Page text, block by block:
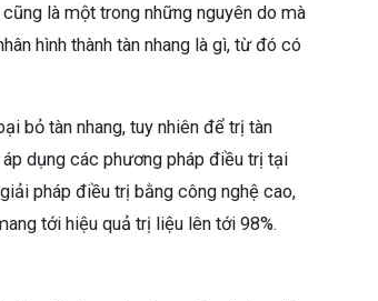
là một trong những nguyên do mà
hình thành tàn nhang là gì, từ đó có
bỏ tàn nhang, tuy nhiên để trị tàn
dụng các phương pháp điều trị tại
pháp điều trị bằng công nghệ cao,
tới hiệu quả trị liệu lên tới 98%.